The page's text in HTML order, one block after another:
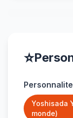
⭐
Yoshisada
monde)